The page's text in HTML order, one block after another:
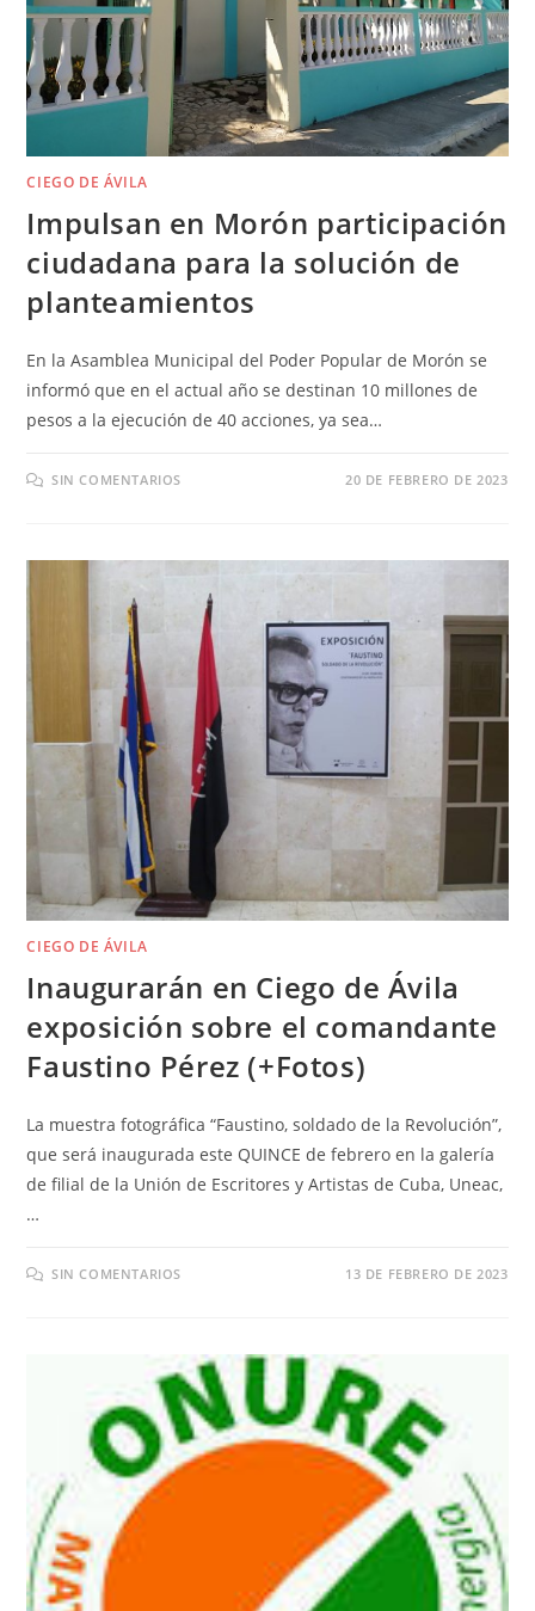
CIEGO DE ÁVILA
Impulsan en Morón participación
ciudadana para la solución de
planteamientos
En la Asamblea Municipal del Poder Popular de Morón se
informó que en el actual año se destinan 10 millones de
pesos a la ejecución de 40 acciones, ya sea…
SIN COMENTARIOS 20 DE FEBRERO DE 2023
CIEGO DE ÁVILA
Inaugurarán en Ciego de Ávila
exposición sobre el comandante
Faustino Pérez (+Fotos)
La muestra fotográfica “Faustino, soldado de la Revolución”,
que será inaugurada este QUINCE de febrero en la galería
de filial de la Unión de Escritores y Artistas de Cuba, Uneac,
…
SIN COMENTARIOS 13 DE FEBRERO DE 2023